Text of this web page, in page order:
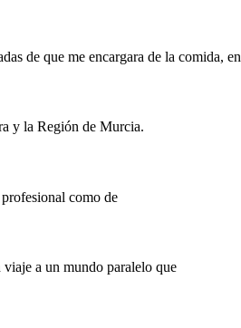
de que me encargara de la comida, en
y la Región de Murcia.
como de
viaje a un mundo paralelo que